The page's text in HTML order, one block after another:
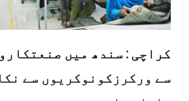
کراچی : سندھ میں
سے ورکرزکونوکریوں سے